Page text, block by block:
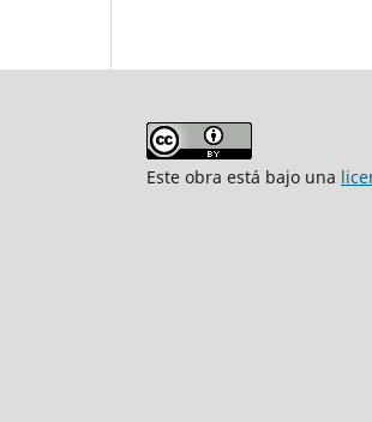
Este obra está bajo una